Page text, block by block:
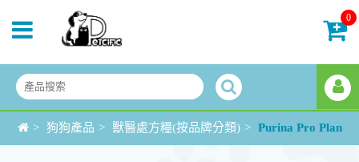
0
> 狗狗產品 > 獸醫處方糧(按品牌分類) > Purina Pro Plan